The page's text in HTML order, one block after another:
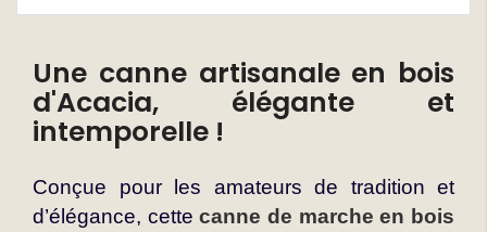
Une canne artisanale en bois
d'Acacia, élégante et
intemporelle !
Conçue pour les amateurs de tradition et
d’élégance, cettecanne de marche en bois